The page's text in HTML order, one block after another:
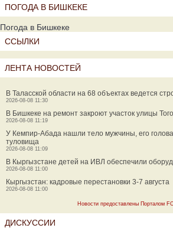
ПОГОДА В БИШКЕКЕ
Погода в Бишкеке
ССЫЛКИ
ЛЕНТА НОВОСТЕЙ
В Таласской области на 68 объектах ведется
2026-08-08 11:30
В Бишкеке на ремонт закроют участок улицы
2026-08-08 11:19
У Кемпир-Абада нашли тело мужчины, его
туловища
2026-08-08 11:09
В Кыргызстане детей на ИВЛ обеспечили
2026-08-08 11:00
Кыргызстан: кадровые перестановки 3-7 августа
2026-08-08 11:00
Новости предоставлены Порталом
ДИСКУССИИ